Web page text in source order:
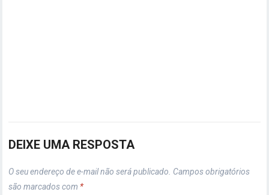
DEIXE UMA RESPOSTA
O seu endereço de e-mail não será publicado. Campos obrigatórios
são marcados com *